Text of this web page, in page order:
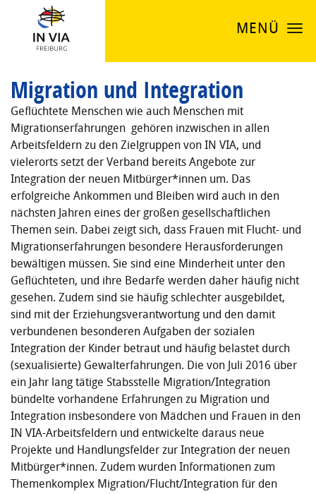
MENÜ
Migration und Integration
Geflüchtete Menschen wie auch Menschen mit
Migrationserfahrungen gehören inzwischen in allen
Arbeitsfeldern zu den Zielgruppen von IN VIA, und
vielerorts setzt der Verband bereits Angebote zur
Integration der neuen Mitbürger*innen um. Das
erfolgreiche Ankommen und Bleiben wird auch in den
nächsten Jahren eines der großen gesellschaftlichen
Themen sein. Dabei zeigt sich, dass Frauen mit Flucht- und
Migrationserfahrungen besondere Herausforderungen
bewältigen müssen. Sie sind eine Minderheit unter den
Geflüchteten, und ihre Bedarfe werden daher häufig nicht
gesehen. Zudem sind sie häufig schlechter ausgebildet,
sind mit der Erziehungsverantwortung und den damit
verbundenen besonderen Aufgaben der sozialen
Integration der Kinder betraut und häufig belastet durch
(sexualisierte) Gewalterfahrungen. Die von Juli 2016 über
ein Jahr lang tätige Stabsstelle Migration/Integration
bündelte vorhandene Erfahrungen zu Migration und
Integration insbesondere von Mädchen und Frauen in den
IN VIA-Arbeitsfeldern und entwickelte daraus neue
Projekte und Handlungsfelder zur Integration der neuen
Mitbürger*innen. Zudem wurden Informationen zum
Themenkomplex Migration/Flucht/Integration für den